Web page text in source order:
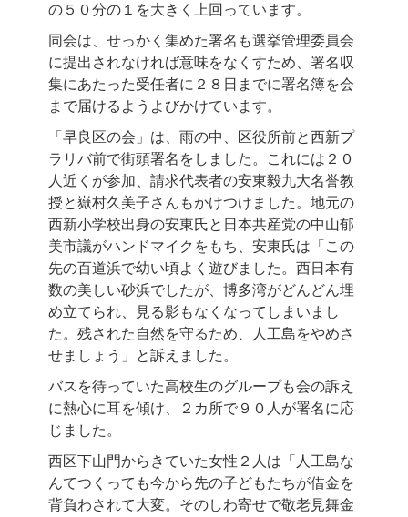
の５０分の１を大きく上回っています。
同会は、せっかく集めた署名も選挙管理委員会
に提出されなければ意味をなくすため、署名収
集にあたった受任者に２８日までに署名簿を会
まで届けるようよびかけています。
「早良区の会」は、雨の中、区役所前と西新プ
ラリバ前で街頭署名をしました。これには２０
人近くが参加、請求代表者の安東毅九大名誉教
授と嶽村久美子さんもかけつけました。地元の
西新小学校出身の安東氏と日本共産党の中山郁
美市議がハンドマイクをもち、安東氏は「この
先の百道浜で幼い頃よく遊びました。西日本有
数の美しい砂浜でしたが、博多湾がどんどん埋
め立てられ、見る影もなくなってしまいまし
た。残された自然を守るため、人工島をやめさ
せましょう」と訴えました。
バスを待っていた高校生のグループも会の訴え
に熱心に耳を傾け、２カ所で９０人が署名に応
じました。
西区下山門からきていた女性２人は「人工島な
んてつくっても今から先の子どもたちが借金を
背負わされて大変。そのしわ寄せで敬老見舞金